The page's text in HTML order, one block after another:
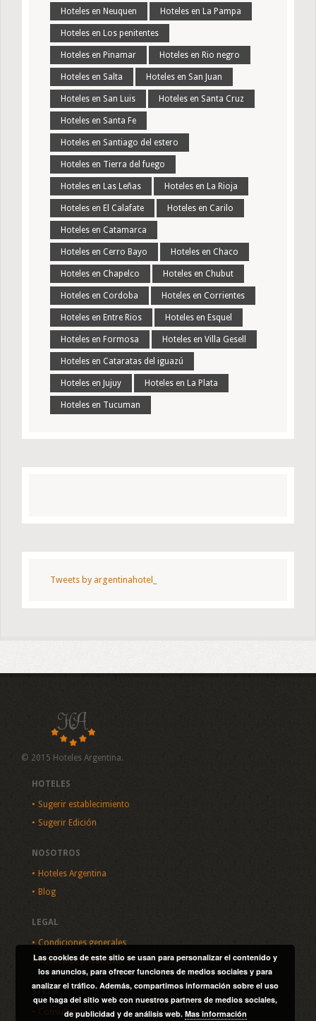
Hoteles en Neuquen Hoteles en La Pampa
Hoteles en Los penitentes
Hoteles en Pinamar Hoteles en Rio negro
Hoteles en Salta Hoteles en San Juan
Hoteles en San Luis Hoteles en Santa Cruz
Hoteles en Santa Fe
Hoteles en Santiago del estero
Hoteles en Tierra del fuego
Hoteles en Las Leñas Hoteles en La Rioja
Hoteles en El Calafate Hoteles en Carilo
Hoteles en Catamarca
Hoteles en Cerro Bayo Hoteles en Chaco
Hoteles en Chapelco Hoteles en Chubut
Hoteles en Cordoba Hoteles en Corrientes
Hoteles en Entre Rios Hoteles en Esquel
Hoteles en Formosa Hoteles en Villa Gesell
Hoteles en Cataratas del iguazú
Hoteles en Jujuy Hoteles en La Plata
Hoteles en Tucuman
Tweets by argentinahotel_
© 2015 Hoteles Argentina.
HOTELES
Sugerir establecimiento
Sugerir Edición
NOSOTROS
Hoteles Argentina
Blog
LEGAL
Condiciones generales
Política de privacidad
SITIO
Consultas
Las cookies de este sitio se usan para personalizar el contenido y
los anuncios, para ofrecer funciones de medios sociales y para
analizar el tráfico. Además, compartimos información sobre el uso
que haga del sitio web con nuestros partners de medios sociales,
de publicidad y de análisis web. Mas información